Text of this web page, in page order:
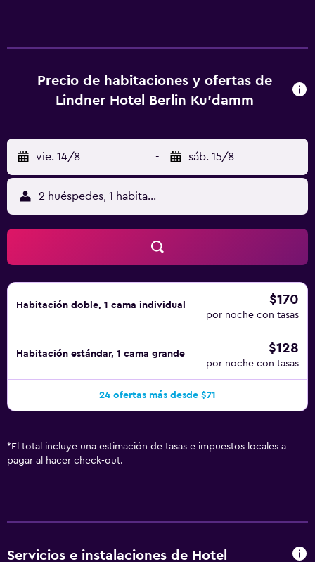
gratuitos. Se ofrece servicio de limpieza todos los días y
es posible solicitar tabla de planchar con plancha. Los
huéspedes menores de 16 años. Se pueden practicar las
actividades de ocio y esparcimiento que se indican más
abajo en las instalaciones o cerca del alojamiento (es
posible que se aplique un recargo).
Precio de habitaciones y ofertas de
Lindner Hotel Berlin Ku'damm
vie. 14/8 - sáb. 15/8
2 huéspedes, 1 habitación
Habitación doble, 1 cama individual $170
por noche con tasas
Habitación estándar, 1 cama grande $128
por noche con tasas
24 ofertas más desde $71
* El total incluye una estimación de tasas e impuestos locales a
pagar al hacer check-out.
Servicios e instalaciones de Hotel